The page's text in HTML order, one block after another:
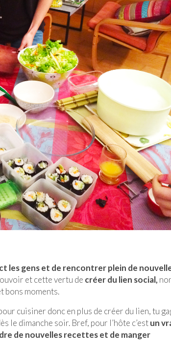
les gens et de rencontrer plein de
et cette vertu de créer du lien social,
bons moments.
cuisiner donc en plus de créer du lien, tu
le dimanche soir. Bref, pour l’hôte c’estun
de nouvelles recettes et de manger